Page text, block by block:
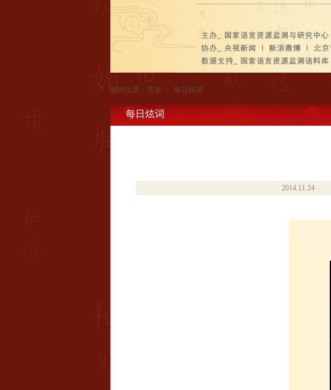
您的位置： 首页 > 每日炫词
每日炫词
2014.11.24